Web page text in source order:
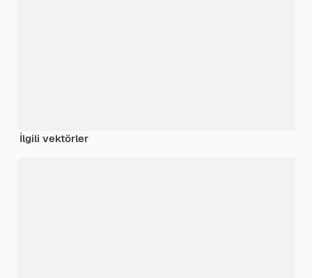
İlgili vektörler